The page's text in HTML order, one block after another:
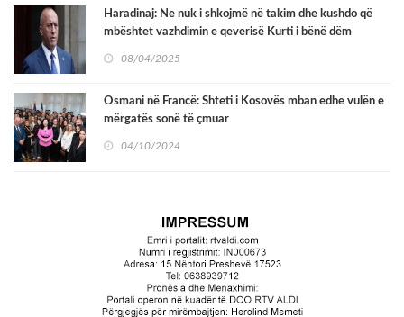
Haradinaj: Ne nuk i shkojmë në takim dhe kushdo që
mbështet vazhdimin e qeverisë Kurti i bënë dëm
08/04/2025
Osmani në Francë: Shteti i Kosovës mban edhe vulën e
mërgatës sonë të çmuar
04/10/2024